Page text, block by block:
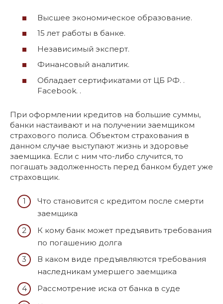
Высшее экономическое образование.
15 лет работы в банке.
Независимый эксперт.
Финансовый аналитик.
Обладает сертификатами от ЦБ РФ. .
Facebook. .
При оформлении кредитов на большие суммы,
банки настаивают и на получении заемщиком
страхового полиса. Объектом страхования в
данном случае выступают жизнь и здоровье
заемщика. Если с ним что-либо случится, то
погашать задолженность перед банком будет уже
страховщик.
Что становится с кредитом после смерти
заемщика
К кому банк может предъявить требования
по погашению долга
В каком виде предъявляются требования
наследникам умершего заемщика
Рассмотрение иска от банка в суде